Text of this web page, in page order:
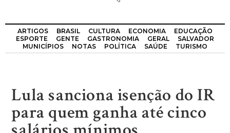
ARTIGOS BRASIL CULTURA ECONOMIA
EDUCAÇÃO
ESPORTE
GENTE GASTRONOMIA GERAL
SALVADOR
MUNICÍPIOS
NOTAS POLÍTICA SAÚDE TURISMO
Lula sanciona isenção do IR
para quem ganha até cinco